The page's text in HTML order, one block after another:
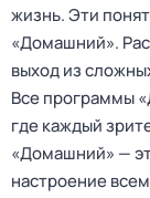
жизнь. Эти
«Домашний».
выход из
Все программы
где каждый
«Домашний» —
настроение